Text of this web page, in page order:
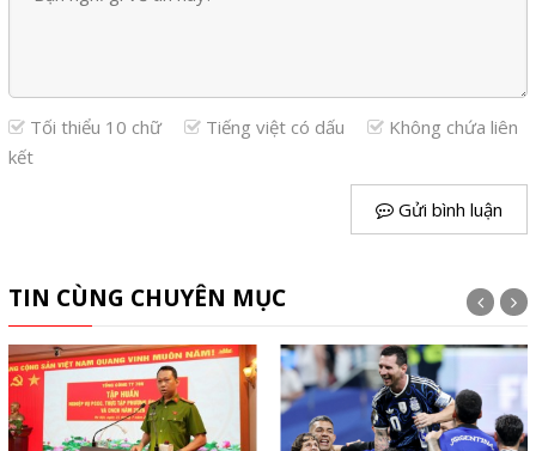
Tối thiểu 10 chữ Tiếng việt có dấu
Không chứa liên
kết
Gửi bình luận
TIN CÙNG CHUYÊN MỤC